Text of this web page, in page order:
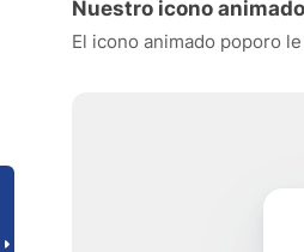
Nuestro icono
El icono animado poporo